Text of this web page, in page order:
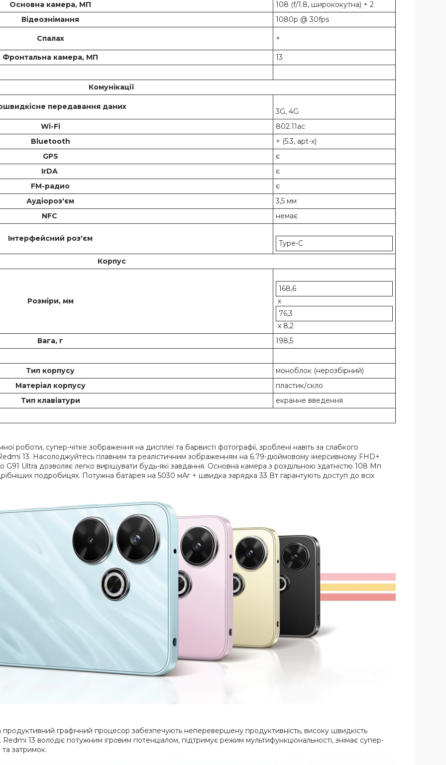
Основна камера, МП
108 (f/1.8, ширококутна) + 2
Відеознімання
1080p @ 30fps
Спалах +
Фронтальна камера, МП 13
Комунікації
передавання даних
3G, 4G
Wi-Fi
802.11ac
Bluetooth
+ (5.3, apt-x)
GPS
є
IrDA
є
FM-радио
є
Аудіороз'єм
3,5 мм
NFC
немає
Інтерфейсний роз'єм
Type-C
Корпус
Розміри, мм
168,6
х
76,3
x 8,2
Вага, г
198,5
Тип корпусу
моноблок (нерозбірний)
Матеріал корпусу
пластик/скло
Тип клавіатури
екранне введення
роботи, супер-чітке зображення на дисплеї та барвисті фотографії, зроблені навіть за слабкого
13. Насолоджуйтесь плавним та реалістичним зображенням на 6.79-дюймовому імерсивному FHD+
Ultra дозволяє легко вирішувати будь-які завдання. Основна камера з роздільною здатністю 108 Мп
подробицях. Потужна батарея на 5030 мАг + швидка зарядка 33 Вт гарантують доступ до всіх
графічний процесор забезпечують неперевершену продуктивність, високу швидкість
13 володіє потужним ігровим потенціалом, підтримує режим мультифункціональності, знімає супер-
та затримок.